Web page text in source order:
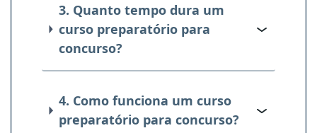
3. Quanto tempo dura um
curso preparatório para
concurso?
4. Como funciona um curso
preparatório para concurso?